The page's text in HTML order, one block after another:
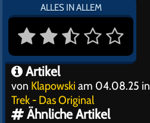
ALLES IN ALLEM
Artikel
von Klapowski am 04.08.25 in
Trek - Das Original
Ähnliche Artikel